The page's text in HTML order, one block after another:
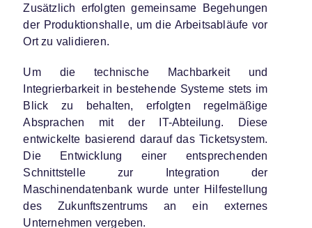
Zusätzlich erfolgten gemeinsame Begehungen
der Produktionshalle, um die Arbeitsabläufe vor
Ort zu validieren.
Um die technische Machbarkeit und
Integrierbarkeit in bestehende Systeme stets im
Blick zu behalten, erfolgten regelmäßige
Absprachen mit der IT-Abteilung. Diese
entwickelte basierend darauf das Ticketsystem.
Die Entwicklung einer entsprechenden
Schnittstelle zur Integration der
Maschinendatenbank wurde unter Hilfestellung
des Zukunftszentrums an ein externes
Unternehmen vergeben.